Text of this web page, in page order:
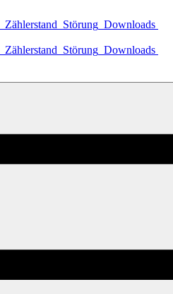
Zählerstand Störung Downloads
Zählerstand Störung Downloads